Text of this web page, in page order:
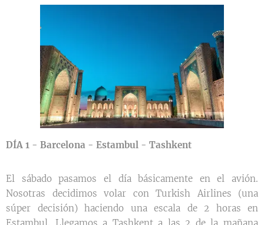
DÍA 1 - Barcelona - Estambul - Tashkent
El sábado pasamos el día básicamente en el avión.
Nosotras decidimos volar con Turkish Airlines (una
súper decisión) haciendo una escala de 2 horas en